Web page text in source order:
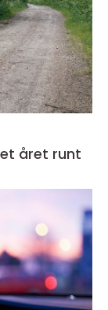
året runt